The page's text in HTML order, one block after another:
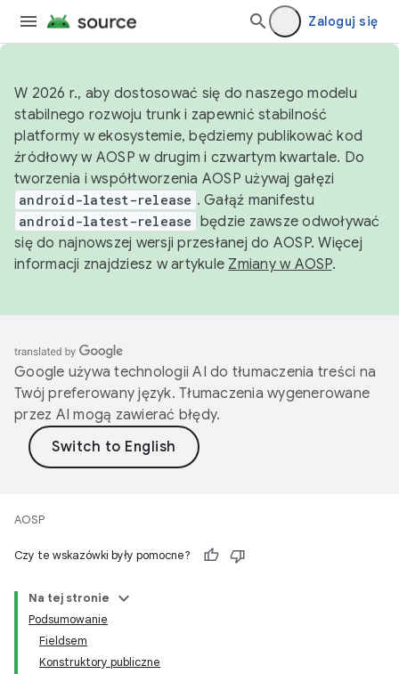
Zaloguj się
W 2026 r., aby dostosować się do naszego modelu
stabilnego rozwoju trunk i zapewnić stabilność
platformy w ekosystemie, będziemy publikować kod
źródłowy w AOSP w drugim i czwartym kwartale. Do
tworzenia i współtworzenia AOSP używaj gałęzi
android-latest-release . Gałąź manifestu
android-latest-release będzie zawsze odwoływać
się do najnowszej wersji przesłanej do AOSP. Więcej
informacji znajdziesz w artykule Zmiany w AOSP.
Google używa technologii AI do tłumaczenia treści na
Twój preferowany język. Tłumaczenia wygenerowane
przez AI mogą zawierać błędy.
AOSP
Czy te wskazówki były pomocne?
Na tej stronie
Podsumowanie
Fieldsem
Konstruktory publiczne